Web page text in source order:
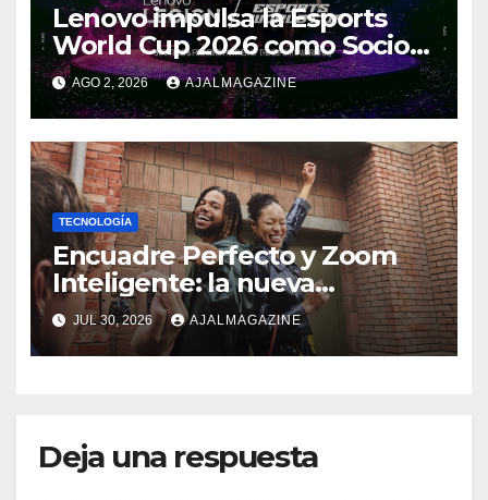
Lenovo impulsa la Esports
World Cup 2026 como Socio
Fundador
AGO 2, 2026 AJALMAGAZINE
TECNOLOGÍA
Encuadre Perfecto y Zoom
Inteligente: la nueva
generación de fotografía
móvil
JUL 30, 2026 AJALMAGAZINE
Deja una respuesta